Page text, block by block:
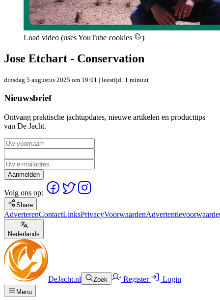
Load video (uses YouTube cookies )
Jose Etchart - Conservation
dinsdag 5 augustus 2025 om 19:01 | leestijd: 1 minuut
Nieuwsbrief
Ontvang praktische jachtupdates, nieuwe artikelen en producttips
van De Jacht.
Aanmelden
Volg ons op:
Share
AdverterenContactLinksPrivacyVoorwaarden
Nederlands
DeJacht.nl Zoek Register Login
Menu